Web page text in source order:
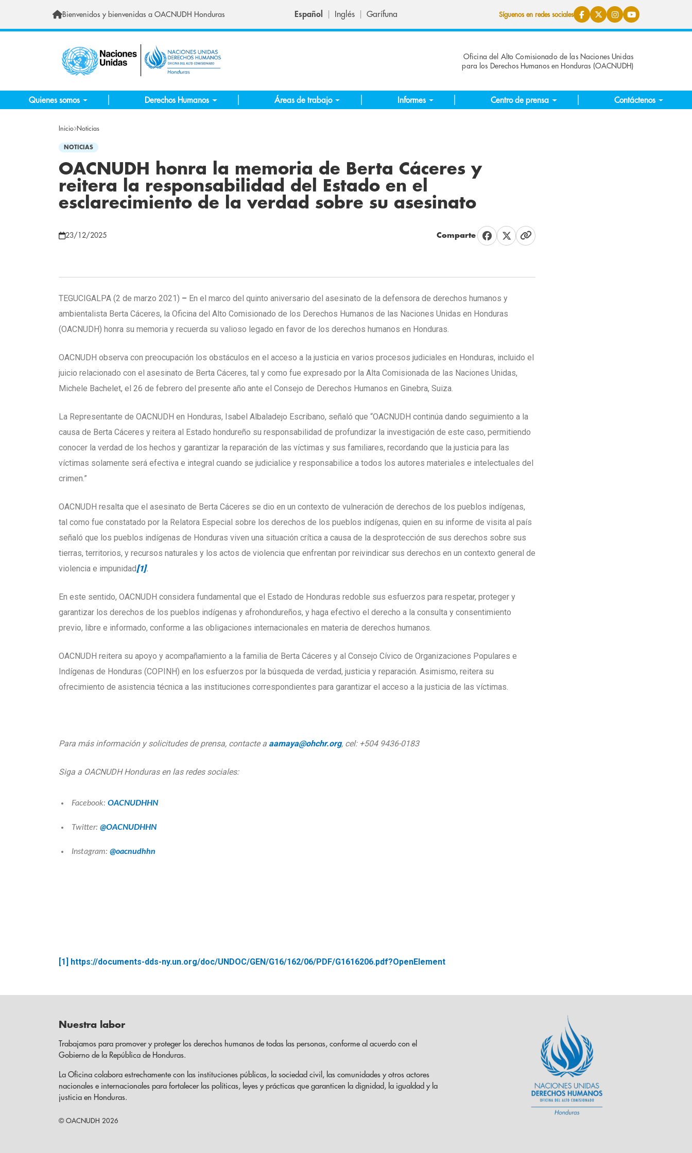
Bienvenidos y bienvenidas a OACNUDH Honduras Español Inglés Garífuna Síguenos en redes sociales
Oficina del Alto Comisionado de las Naciones Unidas
para los Derechos Humanos en Honduras (OACNUDH)
Quienes somos Derechos Humanos Áreas de trabajo Informes Centro de prensa Contáctenos
Inicio Noticias
NOTICIAS
OACNUDH honra la memoria de Berta Cáceres y
reitera la responsabilidad del Estado en el
esclarecimiento de la verdad sobre su asesinato
23/12/2025 Comparte
TEGUCIGALPA (2 de marzo 2021) – En el marco del quinto aniversario del asesinato de la defensora de derechos humanos y
ambientalista Berta Cáceres, la Oficina del Alto Comisionado de los Derechos Humanos de las Naciones Unidas en Honduras
(OACNUDH) honra su memoria y recuerda su valioso legado en favor de los derechos humanos en Honduras.
OACNUDH observa con preocupación los obstáculos en el acceso a la justicia en varios procesos judiciales en Honduras, incluido el
juicio relacionado con el asesinato de Berta Cáceres, tal y como fue expresado por la Alta Comisionada de las Naciones Unidas,
Michele Bachelet, el 26 de febrero del presente año ante el Consejo de Derechos Humanos en Ginebra, Suiza.
La Representante de OACNUDH en Honduras, Isabel Albaladejo Escribano, señaló que “OACNUDH continúa dando seguimiento a la
causa de Berta Cáceres y reitera al Estado hondureño su responsabilidad de profundizar la investigación de este caso, permitiendo
conocer la verdad de los hechos y garantizar la reparación de las víctimas y sus familiares, recordando que la justicia para las
víctimas solamente será efectiva e integral cuando se judicialice y responsabilice a todos los autores materiales e intelectuales del
crimen.”
OACNUDH resalta que el asesinato de Berta Cáceres se dio en un contexto de vulneración de derechos de los pueblos indígenas,
tal como fue constatado por la Relatora Especial sobre los derechos de los pueblos indígenas, quien en su informe de visita al país
señaló que los pueblos indígenas de Honduras viven una situación crítica a causa de la desprotección de sus derechos sobre sus
tierras, territorios, y recursos naturales y los actos de violencia que enfrentan por reivindicar sus derechos en un contexto general de
violencia e impunidad[1].
En este sentido, OACNUDH considera fundamental que el Estado de Honduras redoble sus esfuerzos para respetar, proteger y
garantizar los derechos de los pueblos indígenas y afrohondureños, y haga efectivo el derecho a la consulta y consentimiento
previo, libre e informado, conforme a las obligaciones internacionales en materia de derechos humanos.
OACNUDH reitera su apoyo y acompañamiento a la familia de Berta Cáceres y al Consejo Cívico de Organizaciones Populares e
Indígenas de Honduras (COPINH) en los esfuerzos por la búsqueda de verdad, justicia y reparación. Asimismo, reitera su
ofrecimiento de asistencia técnica a las instituciones correspondientes para garantizar el acceso a la justicia de las víctimas.
Para más información y solicitudes de prensa, contacte a aamaya@ohchr.org, cel: +504 9436-0183
Siga a OACNUDH Honduras en las redes sociales:
Facebook: OACNUDHHN
Twitter: @OACNUDHHN
Instagram: @oacnudhhn
[1] https://documents-dds-ny.un.org/doc/UNDOC/GEN/G16/162/06/PDF/G1616206.pdf?OpenElement
Nuestra labor
Trabajamos para promover y proteger los derechos humanos de todas las personas, conforme al acuerdo con el
Gobierno de la República de Honduras.
La Oficina colabora estrechamente con las instituciones públicas, la sociedad civil, las comunidades y otros actores
nacionales e internacionales para fortalecer las políticas, leyes y prácticas que garanticen la dignidad, la igualdad y la
justicia en Honduras.
© OACNUDH 2026